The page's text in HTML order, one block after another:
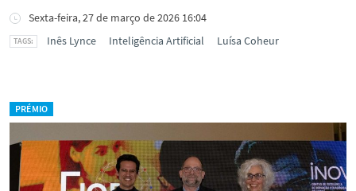
Sexta-feira, 27 de março de 2026 16:04
Inês Lynce
Inteligência Artificial Luísa Coheur
PRÉMIO